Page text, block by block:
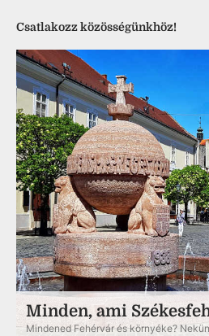
Csatlakozz közösségünkhöz!
Minden, ami
Mindened Fehérvár és környéke?